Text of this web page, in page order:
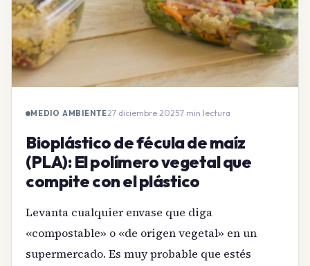
MEDIO AMBIENTE27 diciembre 2025·7 min lectura
Bioplástico de fécula de maíz
(PLA): El polímero vegetal que
compite con el plástico
Levanta cualquier envase que diga
«compostable» o «de origen vegetal» en un
supermercado. Es muy probable que estés